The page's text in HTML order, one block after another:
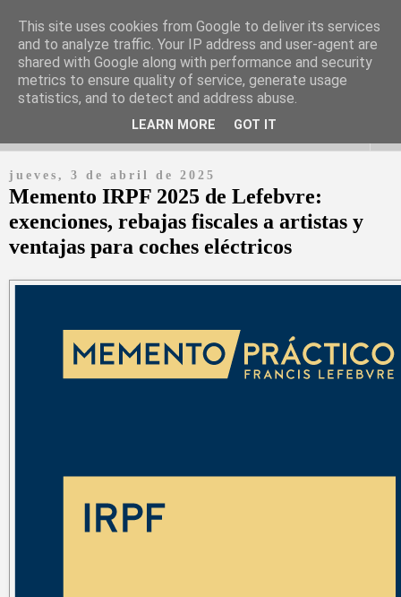
Periódico digital en español con información y noticias de las
empresas más relevantes
jueves, 3 de abril de 2025
Memento IRPF 2025 de Lefebvre:
exenciones, rebajas fiscales a artistas y
ventajas para coches eléctricos
This site uses cookies from Google to deliver its services
and to analyze traffic. Your IP address and user-agent are
shared with Google along with performance and security
metrics to ensure quality of service, generate usage
statistics, and to detect and address abuse.
LEARN MORE GOT IT